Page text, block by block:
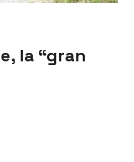
la “gran